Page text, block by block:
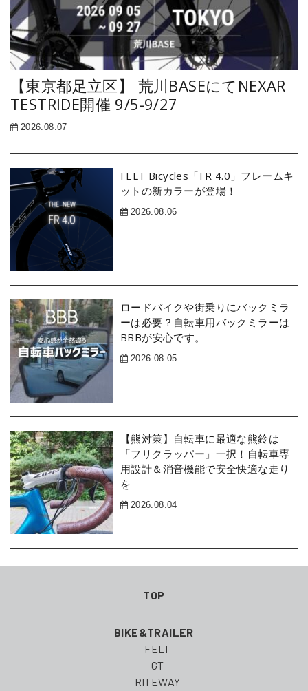
【東京都足立区】 荒川BASEにてNEXAR
TESTRIDE開催 9/5-9/27
2026.08.07
FELT Bicycles「FR 4.0」フレームキ
ットの新カラーが登場！
2026.08.06
ロードバイクや街乗りにバックミラ
ーは必要？自転車用バックミラーは
BBBが安心です。
2026.08.05
【熊対策】自転車に最適な熊鈴は
「フリクラッパー」一択！自転車専
用設計＆消音機能で安全快適な走り
を
2026.08.04
TOP
BIKE&TRAILER
FELT
GT
RITEWAY